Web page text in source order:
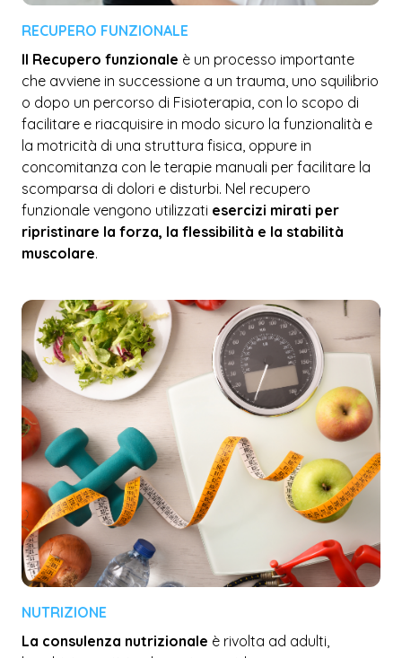
RECUPERO FUNZIONALE
Il Recupero funzionale è un processo importante
che avviene in successione a un trauma, uno squilibrio
o dopo un percorso di Fisioterapia, con lo scopo di
facilitare e riacquisire in modo sicuro la funzionalità e
la motricità di una struttura fisica, oppure in
concomitanza con le terapie manuali per facilitare la
scomparsa di dolori e disturbi. Nel recupero
funzionale vengono utilizzati esercizi mirati per
ripristinare la forza, la flessibilità e la stabilità
muscolare.
NUTRIZIONE
La consulenza nutrizionale è rivolta ad adulti,